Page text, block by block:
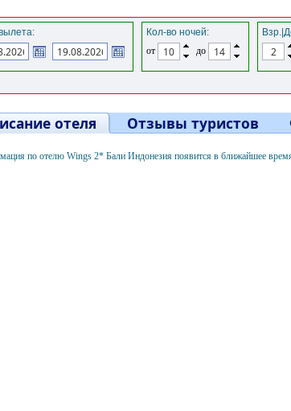
Кол-во ночей:
от
до
отеля Отзывы туристов
по отелю Wings 2* Бали Индонезия появится в ближайшее